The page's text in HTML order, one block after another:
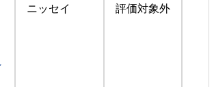
ニッセイ 評価対象外